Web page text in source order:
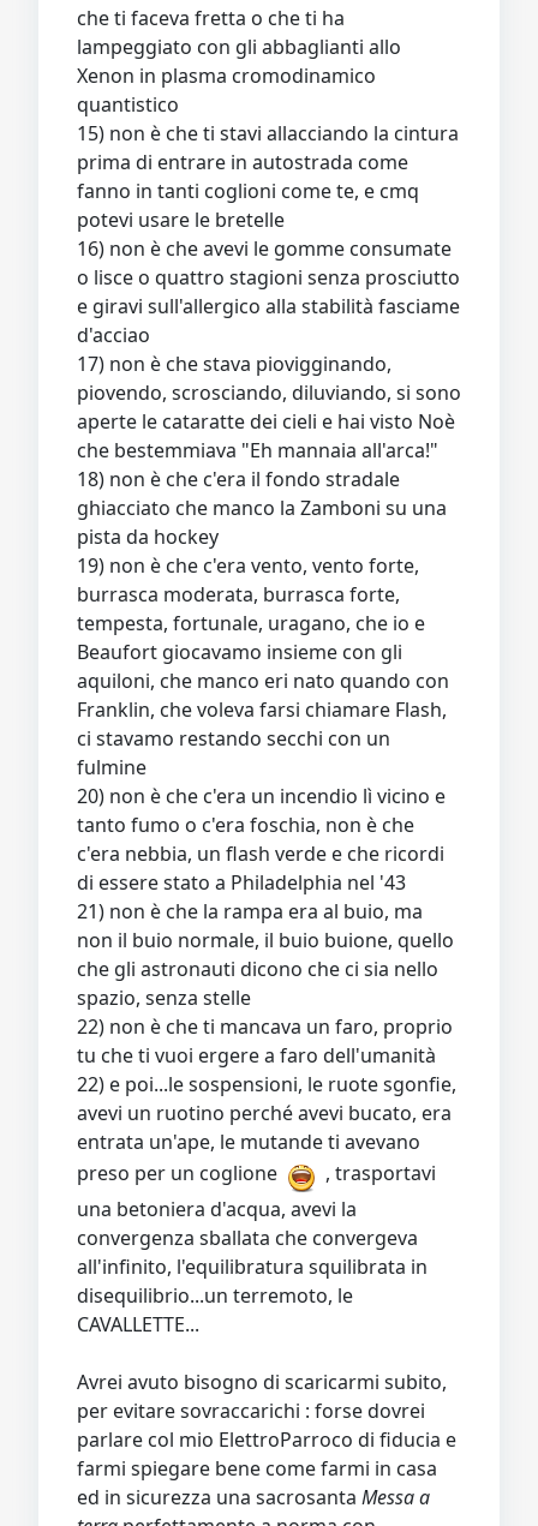
che ti faceva fretta o che ti ha
lampeggiato con gli abbaglianti allo
Xenon in plasma cromodinamico
quantistico
15) non è che ti stavi allacciando la cintura
prima di entrare in autostrada come
fanno in tanti coglioni come te, e cmq
potevi usare le bretelle
16) non è che avevi le gomme consumate
o lisce o quattro stagioni senza prosciutto
e giravi sull'allergico alla stabilità fasciame
d'acciao
17) non è che stava piovigginando,
piovendo, scrosciando, diluviando, si sono
aperte le cataratte dei cieli e hai visto Noè
che bestemmiava "Eh mannaia all'arca!"
18) non è che c'era il fondo stradale
ghiacciato che manco la Zamboni su una
pista da hockey
19) non è che c'era vento, vento forte,
burrasca moderata, burrasca forte,
tempesta, fortunale, uragano, che io e
Beaufort giocavamo insieme con gli
aquiloni, che manco eri nato quando con
Franklin, che voleva farsi chiamare Flash,
ci stavamo restando secchi con un
fulmine
20) non è che c'era un incendio lì vicino e
tanto fumo o c'era foschia, non è che
c'era nebbia, un flash verde e che ricordi
di essere stato a Philadelphia nel '43
21) non è che la rampa era al buio, ma
non il buio normale, il buio buione, quello
che gli astronauti dicono che ci sia nello
spazio, senza stelle
22) non è che ti mancava un faro, proprio
tu che ti vuoi ergere a faro dell'umanità
22) e poi...le sospensioni, le ruote sgonfie,
avevi un ruotino perché avevi bucato, era
entrata un'ape, le mutande ti avevano
preso per un coglione
, trasportavi
una betoniera d'acqua, avevi la
convergenza sballata che convergeva
all'infinito, l'equilibratura squilibrata in
disequilibrio...un terremoto, le
CAVALLETTE...
Avrei avuto bisogno di scaricarmi subito,
per evitare sovraccarichi : forse dovrei
parlare col mio ElettroParroco di fiducia e
farmi spiegare bene come farmi in casa
ed in sicurezza una sacrosanta Messa a